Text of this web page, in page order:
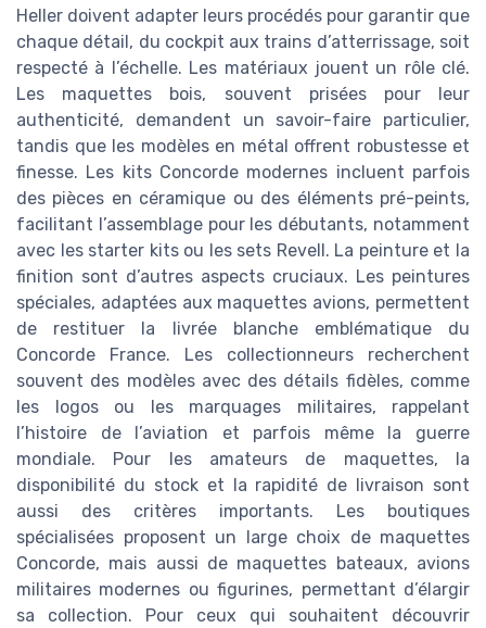
Heller doivent adapter leurs procédés pour garantir que
chaque détail, du cockpit aux trains d’atterrissage, soit
respecté à l’échelle. Les matériaux jouent un rôle clé.
Les maquettes bois, souvent prisées pour leur
authenticité, demandent un savoir-faire particulier,
tandis que les modèles en métal offrent robustesse et
finesse. Les kits Concorde modernes incluent parfois
des pièces en céramique ou des éléments pré-peints,
facilitant l’assemblage pour les débutants, notamment
avec les starter kits ou les sets Revell. La peinture et la
finition sont d’autres aspects cruciaux. Les peintures
spéciales, adaptées aux maquettes avions, permettent
de restituer la livrée blanche emblématique du
Concorde France. Les collectionneurs recherchent
souvent des modèles avec des détails fidèles, comme
les logos ou les marquages militaires, rappelant
l’histoire de l’aviation et parfois même la guerre
mondiale. Pour les amateurs de maquettes, la
disponibilité du stock et la rapidité de livraison sont
aussi des critères importants. Les boutiques
spécialisées proposent un large choix de maquettes
Concorde, mais aussi de maquettes bateaux, avions
militaires modernes ou figurines, permettant d’élargir
sa collection. Pour ceux qui souhaitent découvrir